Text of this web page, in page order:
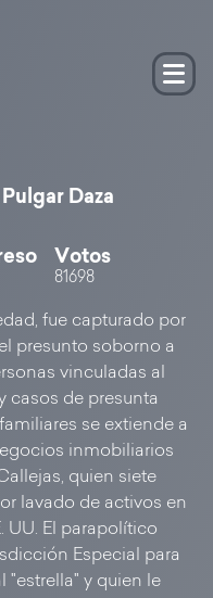
Daza
Votos
81698
fue capturado por
presunto soborno a
vinculadas al
casos de presunta
se extiende a
inmobiliarios
quien siete
lavado de activos en
UU. El parapolítico
Especial para
"estrella" y quien le